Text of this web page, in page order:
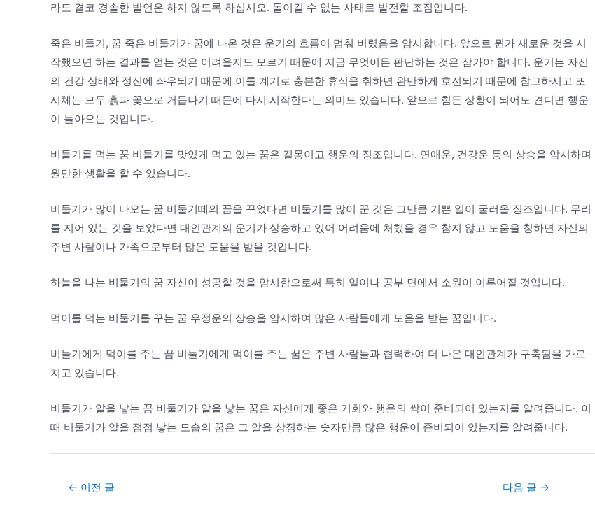
라도 결코 경솔한 발언은 하지 않도록 하십시오. 돌이킬 수 없는 사태로 발전할 조짐입니다.
죽은 비둘기, 꿈 죽은 비둘기가 꿈에 나온 것은 운기의 흐름이 멈춰 버렸음을 암시합니다. 앞으로 뭔가 새로운 것을 시
작했으면 하는 결과를 얻는 것은 어려울지도 모르기 때문에 지금 무엇이든 판단하는 것은 삼가야 합니다. 운기는 자신
의 건강 상태와 정신에 좌우되기 때문에 이를 계기로 충분한 휴식을 취하면 완만하게 호전되기 때문에 참고하시고 또
시체는 모두 흙과 꽃으로 거듭나기 때문에 다시 시작한다는 의미도 있습니다. 앞으로 힘든 상황이 되어도 견디면 행운
이 돌아오는 것입니다.
비둘기를 먹는 꿈 비둘기를 맛있게 먹고 있는 꿈은 길몽이고 행운의 징조입니다. 연애운, 건강운 등의 상승을 암시하며
원만한 생활을 할 수 있습니다.
비둘기가 많이 나오는 꿈 비둘기떼의 꿈을 꾸었다면 비둘기를 많이 꾼 것은 그만큼 기쁜 일이 굴러올 징조입니다. 무리
를 지어 있는 것을 보았다면 대인관계의 운기가 상승하고 있어 어려움에 처했을 경우 참지 않고 도움을 청하면 자신의
주변 사람이나 가족으로부터 많은 도움을 받을 것입니다.
하늘을 나는 비둘기의 꿈 자신이 성공할 것을 암시함으로써 특히 일이나 공부 면에서 소원이 이루어질 것입니다.
먹이를 먹는 비둘기를 꾸는 꿈 우정운의 상승을 암시하여 많은 사람들에게 도움을 받는 꿈입니다.
비둘기에게 먹이를 주는 꿈 비둘기에게 먹이를 주는 꿈은 주변 사람들과 협력하여 더 나은 대인관계가 구축됨을 가르
치고 있습니다.
비둘기가 알을 낳는 꿈 비둘기가 알을 낳는 꿈은 자신에게 좋은 기회와 행운의 싹이 준비되어 있는지를 알려줍니다. 이
때 비둘기가 알을 점점 낳는 모습의 꿈은 그 알을 상징하는 숫자만큼 많은 행운이 준비되어 있는지를 알려줍니다.
Post← 이전 글 다음 글 →